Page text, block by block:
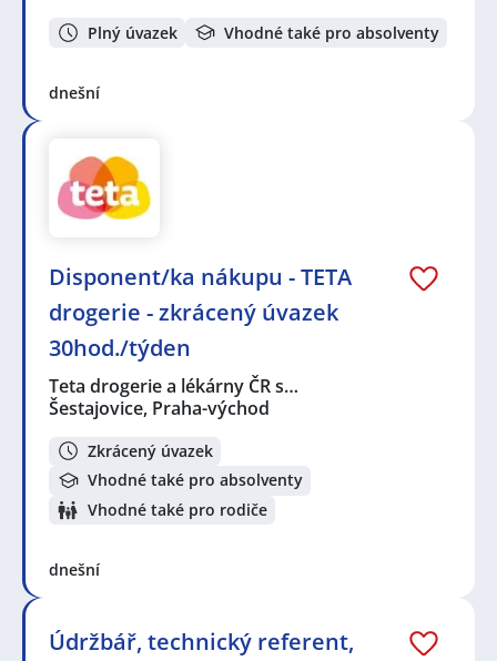
Plný úvazek Vhodné také pro absolventy
dnešní
Disponent/ka nákupu - TETA
drogerie - zkrácený úvazek
30hod./týden
Teta drogerie a lékárny ČR s…
Šestajovice, Praha-východ
Zkrácený úvazek
Vhodné také pro absolventy
Vhodné také pro rodiče
dnešní
Údržbář, technický referent,